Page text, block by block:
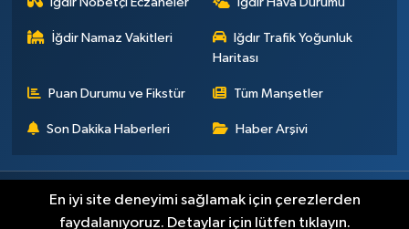
İğdir Namaz Vakitleri
Iğdır Trafik Yoğunluk
Haritası
Puan Durumu ve Fikstür Tüm Manşetler
Son Dakika Haberleri Haber Arşivi
Künye İletişim Çerez Politikası Gizlilik ilkeleri
En iyi site deneyimi sağlamak için çerezlerden
faydalanıyoruz. Detaylar için lütfen tıklayın.